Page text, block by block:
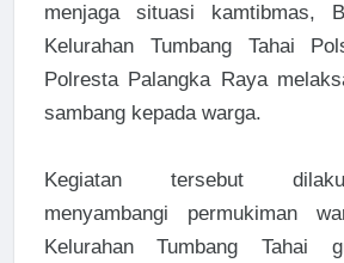
menjaga situasi kamtibmas,
Kelurahan Tumbang Tahai
Polresta Palangka Raya
sambang kepada warga.
Kegiatan tersebut
menyambangi permukiman
Kelurahan Tumbang Tahai